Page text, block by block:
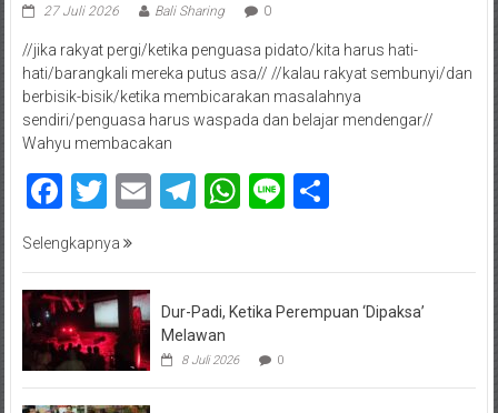
27 Juli 2026 Bali Sharing 0
//jika rakyat pergi/ketika penguasa pidato/kita harus hati-
hati/barangkali mereka putus asa// //kalau rakyat sembunyi/dan
berbisik-bisik/ketika membicarakan masalahnya
sendiri/penguasa harus waspada dan belajar mendengar//
Wahyu membacakan
Facebook
Twitter
EmailTelegram
WhatsApp
LineShare
Selengkapnya
Dur-Padi, Ketika Perempuan ‘Dipaksa’
Melawan
8 Juli 2026 0